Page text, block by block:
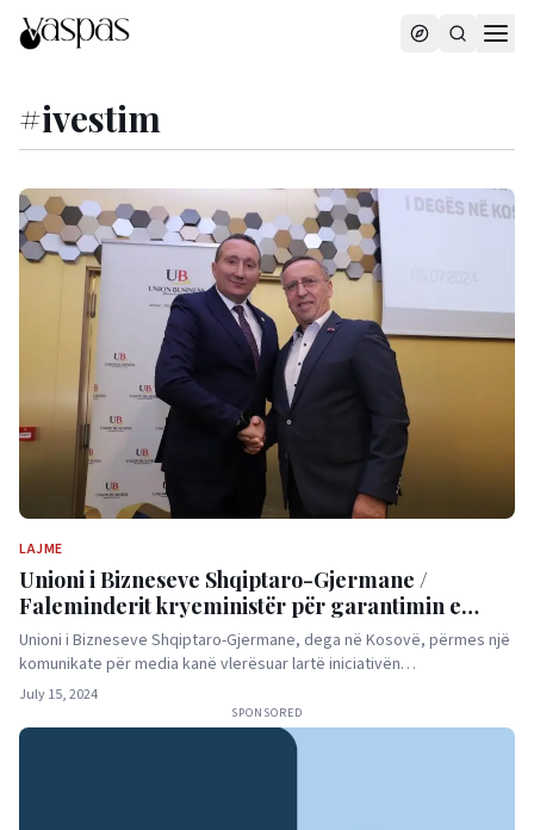
#ivestim
LAJME
Unioni i Bizneseve Shqiptaro-Gjermane /
Faleminderit kryeministër për garantimin e
kredive për biznesmenët nga diaspora
Unioni i Bizneseve Shqiptaro-Gjermane, dega në Kosovë, përmes një
komunikate për media kanë vlerësuar lartë iniciativën…
July 15, 2024
SPONSORED